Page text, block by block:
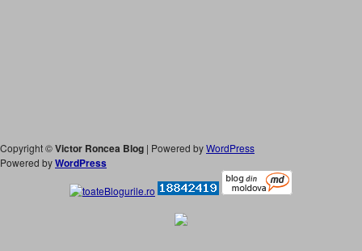
Copyright ©Victor Roncea Blog | Powered byWordPress
Powered byWordPress